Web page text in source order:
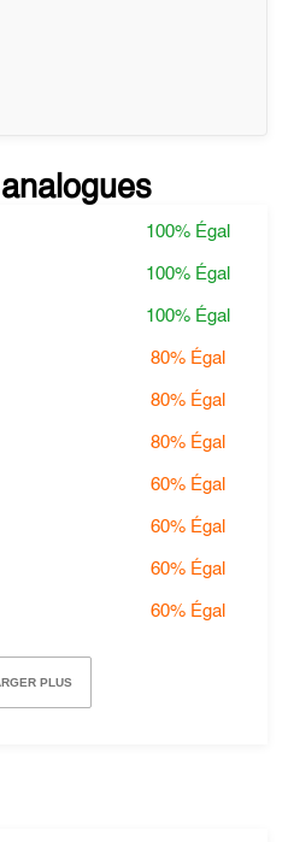
100% Égal
100% Égal
100% Égal
80% Égal
80% Égal
80% Égal
60% Égal
60% Égal
60% Égal
60% Égal
PLUS